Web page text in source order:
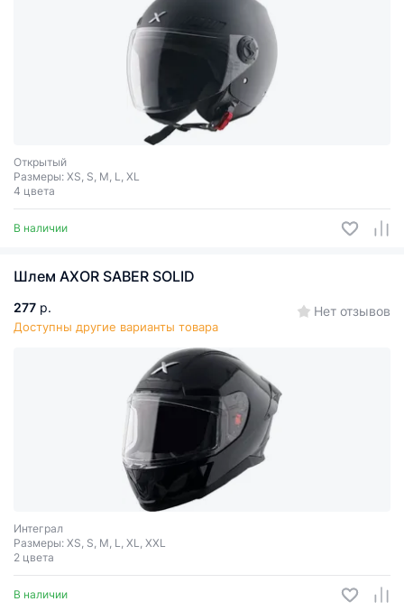
Открытый
Размеры: XS, S, M, L, XL
4 цвета
В наличии
Шлем AXOR SABER SOLID
277 р.
Доступны другие варианты товара
Нет отзывов
Интеграл
Размеры: XS, S, M, L, XL, XXL
2 цвета
В наличии